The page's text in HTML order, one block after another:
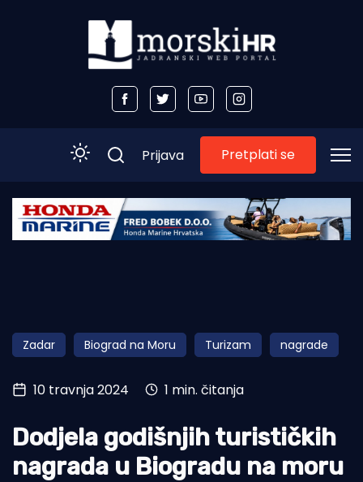
Početna
Obala
Otoci
Turizam i nautika
Pomorstvo
Ribolov
Prijava Pretplati se
Zadar Biograd na Moru Turizam nagrade
10 travnja 2024 1 min. čitanja
Dodjela godišnjih turističkih
nagrada u Biogradu na moru